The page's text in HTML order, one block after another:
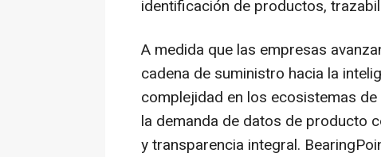
identificación de productos,
A medida que las empresas
cadena de suministro hacia la
complejidad en los ecosistemas
la demanda de datos de producto
y transparencia integral.